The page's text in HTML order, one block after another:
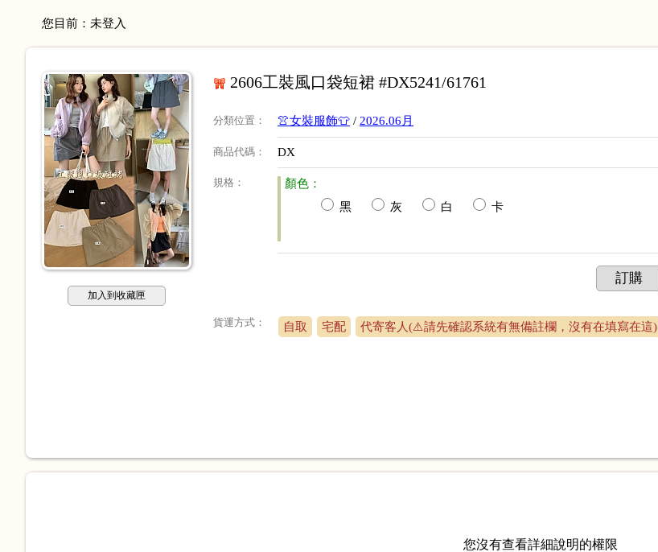
您目前： 未登入
加入到收藏匣
2606工裝風口袋短裙 #DX5241/61761
分類位置 ： 👚女裝服飾👕 / 2026.06月
商品代碼 ： DX
規格 ：
顏色：
黑
灰 白 卡
訂購
貨運方式： 自取 宅配 代寄客人(⚠️請先確認系統有無備註欄，沒有在填寫在這)
您沒有查看詳細說明的權限